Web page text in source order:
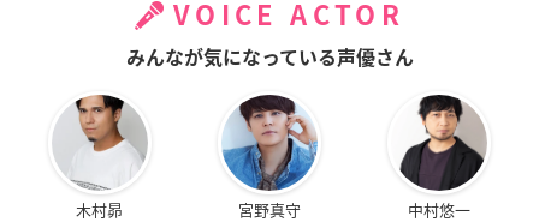
VOICE ACTOR
みんなが気になっている声優さん
木村昴 宮野真守 中村悠一